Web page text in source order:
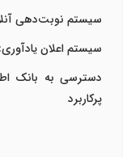
سیستم نوبت‌دهی
سیستم اعلان یادآوری
دسترسی به بانک
پرکاربرد